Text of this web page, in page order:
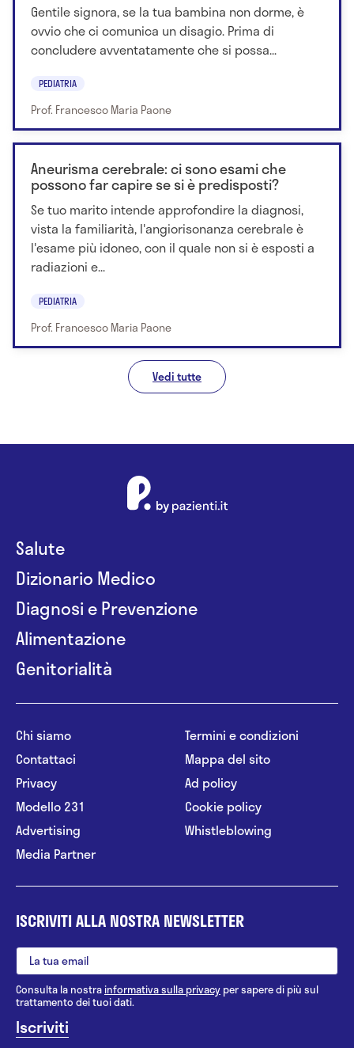
Gentile signora, se la tua bambina non dorme, è
ovvio che ci comunica un disagio. Prima di
concludere avventatamente che si possa...
PEDIATRIA
Prof. Francesco Maria Paone
Aneurisma cerebrale: ci sono esami che
possono far capire se si è predisposti?
Se tuo marito intende approfondire la diagnosi,
vista la familiarità, l'angiorisonanza cerebrale è
l'esame più idoneo, con il quale non si è esposti a
radiazioni e...
PEDIATRIA
Prof. Francesco Maria Paone
Vedi tutte
Salute
Dizionario Medico
Diagnosi e Prevenzione
Alimentazione
Genitorialità
Chi siamo
Contattaci
Privacy
Modello 231
Advertising
Media Partner
Termini e condizioni
Mappa del sito
Ad policy
Cookie policy
Whistleblowing
ISCRIVITI ALLA NOSTRA NEWSLETTER
Consulta la nostrainformativa sulla privacy per sapere di più sul
trattamento dei tuoi dati.